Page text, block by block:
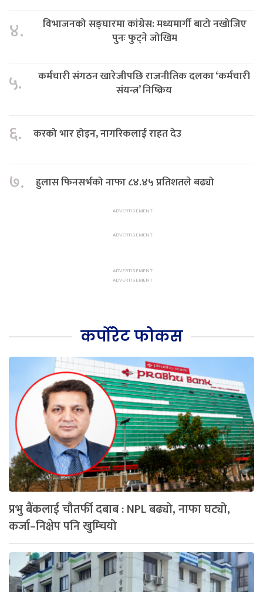
४.
विभाजनको सङ्घारमा कांग्रेस: मध्यमार्गी बाटो नखोजिए
पुनः फुट्ने जोखिम
५.
कर्मचारी संगठन खारेजीपछि राजनीतिक दलका ‘कर्मचारी
संयन्त्र’ निष्क्रिय
६. करको भार होइन, नागरिकलाई राहत देउ
७. हुलास फिनसर्भको नाफा ८४.४५ प्रतिशतले बढ्यो
कर्पोरेट फोकस
प्रभु बैंकलाई चौतर्फी दबाब : NPL बढ्यो, नाफा घट्यो,
कर्जा–निक्षेप पनि खुम्चियो